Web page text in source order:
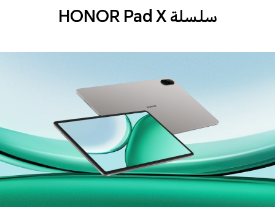
سلسلة HONOR Pad X